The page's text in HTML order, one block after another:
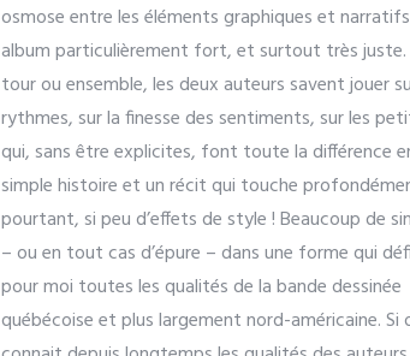
osmose entre les éléments graphiques et
album particulièrement fort, et surtout très juste.
tour ou ensemble, les deux auteurs savent jouer
rythmes, sur la finesse des sentiments, sur les
qui, sans être explicites, font toute la différence
simple histoire et un récit qui touche
pourtant, si peu d’effets de style ! Beaucoup de
– ou en tout cas d’épure – dans une forme qui
pour moi toutes les qualités de la bande dessinée
québécoise et plus largement nord-américaine. Si